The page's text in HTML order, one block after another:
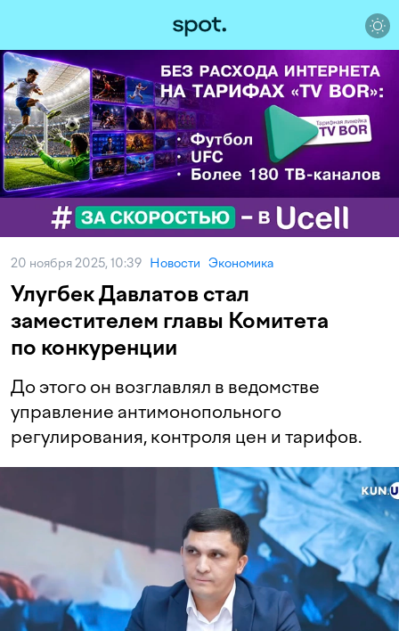
20 ноября 2025, 10:39 Новости Экономика
Улугбек Давлатов стал
заместителем главы Комитета
по конкуренции
До этого он возглавлял в ведомстве
управление антимонопольного
регулирования, контроля цен и тарифов.